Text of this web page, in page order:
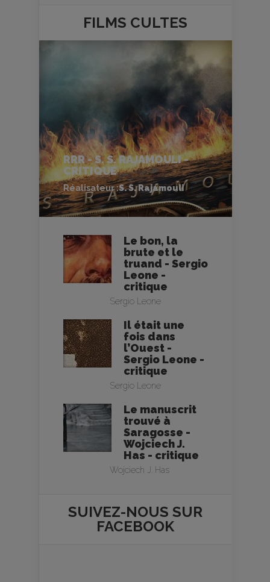
FILMS CULTES
RRR - S. S. RAJAMOULI -
CRITIQUE
Réalisateur :S. S. Rajamouli
Le bon, la
brute et le
truand - Sergio
Leone -
critique
Sergio Leone
Il était une
fois dans
l’Ouest -
Sergio Leone -
critique
Sergio Leone
Le manuscrit
trouvé à
Saragosse -
Wojciech J.
Has - critique
Wojciech J. Has
SUIVEZ-NOUS SUR
FACEBOOK